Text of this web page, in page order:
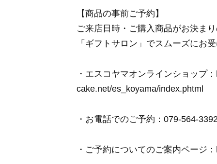
【商品の事前ご予約】
ご来店日時・ご購入商品がお決ま
「ギフトサロン」でスムーズにお
・エスコヤマオンラインショップ
cake.net/es_koyama/index.phtml
・お電話でのご予約：079-564-
・ご予約についてのご案内ページ